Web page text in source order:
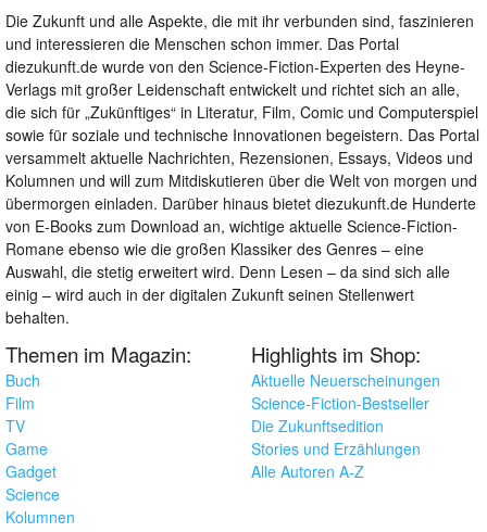
Die Zukunft und alle Aspekte, die mit ihr verbunden sind, faszinieren
und interessieren die Menschen schon immer. Das Portal
diezukunft.de wurde von den Science-Fiction-Experten des Heyne-
Verlags mit großer Leidenschaft entwickelt und richtet sich an alle,
die sich für „Zukünftiges“ in Literatur, Film, Comic und Computerspiel
sowie für soziale und technische Innovationen begeistern. Das Portal
versammelt aktuelle Nachrichten, Rezensionen, Essays, Videos und
Kolumnen und will zum Mitdiskutieren über die Welt von morgen und
übermorgen einladen. Darüber hinaus bietet diezukunft.de Hunderte
von E-Books zum Download an, wichtige aktuelle Science-Fiction-
Romane ebenso wie die großen Klassiker des Genres – eine
Auswahl, die stetig erweitert wird. Denn Lesen – da sind sich alle
einig – wird auch in der digitalen Zukunft seinen Stellenwert
behalten.
Themen im Magazin:
Buch
Film
TV
Game
Gadget
Science
Kolumnen
Highlights im Shop:
Aktuelle Neuerscheinungen
Science-Fiction-Bestseller
Die Zukunftsedition
Stories und Erzählungen
Alle Autoren A-Z